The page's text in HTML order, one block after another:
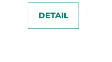
DETAIL